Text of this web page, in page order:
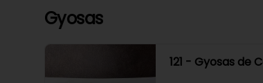
Gyosas
121 - Gyosas de